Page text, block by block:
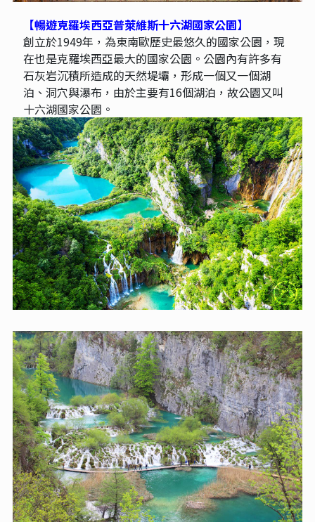
【暢遊克羅埃西亞普萊維斯十六湖國家公園】
創立於1949年，為東南歐歷史最悠久的國家公園，現
在也是克羅埃西亞最大的國家公園。公園內有許多有
石灰岩沉積所造成的天然堤壩，形成一個又一個湖
泊、洞穴與瀑布，由於主要有16個湖泊，故公園又叫
十六湖國家公園。